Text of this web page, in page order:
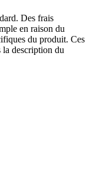
Des frais
en raison du
du produit. Ces
la description du